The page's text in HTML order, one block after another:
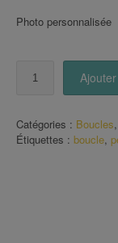
Photo personnalisée
Petites
Fleurs
Catégories : Boucles,
Étiquettes : boucle,